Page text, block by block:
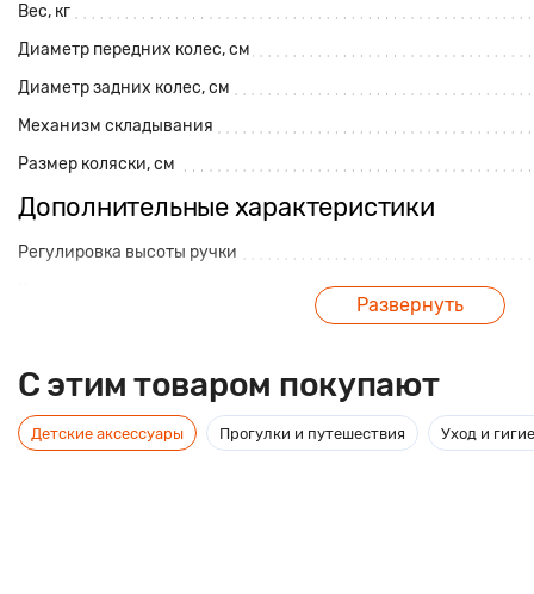
Вес, кг
Диаметр передних колес, см
Диаметр задних колес, см
Механизм складывания
Размер коляски, см
Дополнительные характеристики
Регулировка высоты ручки
Перекладина перед ребенком
Поворотные передние колеса
Развернуть
C этим товаром покупают
Детские аксессуары Прогулки и путешествия Уход и